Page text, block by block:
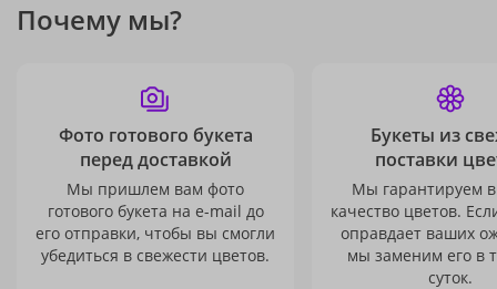
Почему мы?
Фото готового букета
перед доставкой
Мы пришлем вам фото
готового букета на e-mail до
его отправки, чтобы вы смогли
убедиться в свежести цветов.
Букеты из
поставки
Мы гарантируем
качество цветов.
оправдает ваших
мы заменим его в
суток.